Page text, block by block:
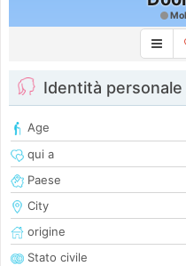
Identità personale
Age
qui a
Paese
City
origine
Stato civile